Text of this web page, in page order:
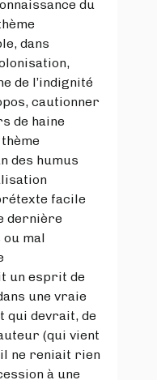
du
dans
de l’indignité
cautionner
de haine
des humus
facile
dernière
mal
un esprit de
une vraie
qui devrait, de
(qui vient
ne reniait rien
à une